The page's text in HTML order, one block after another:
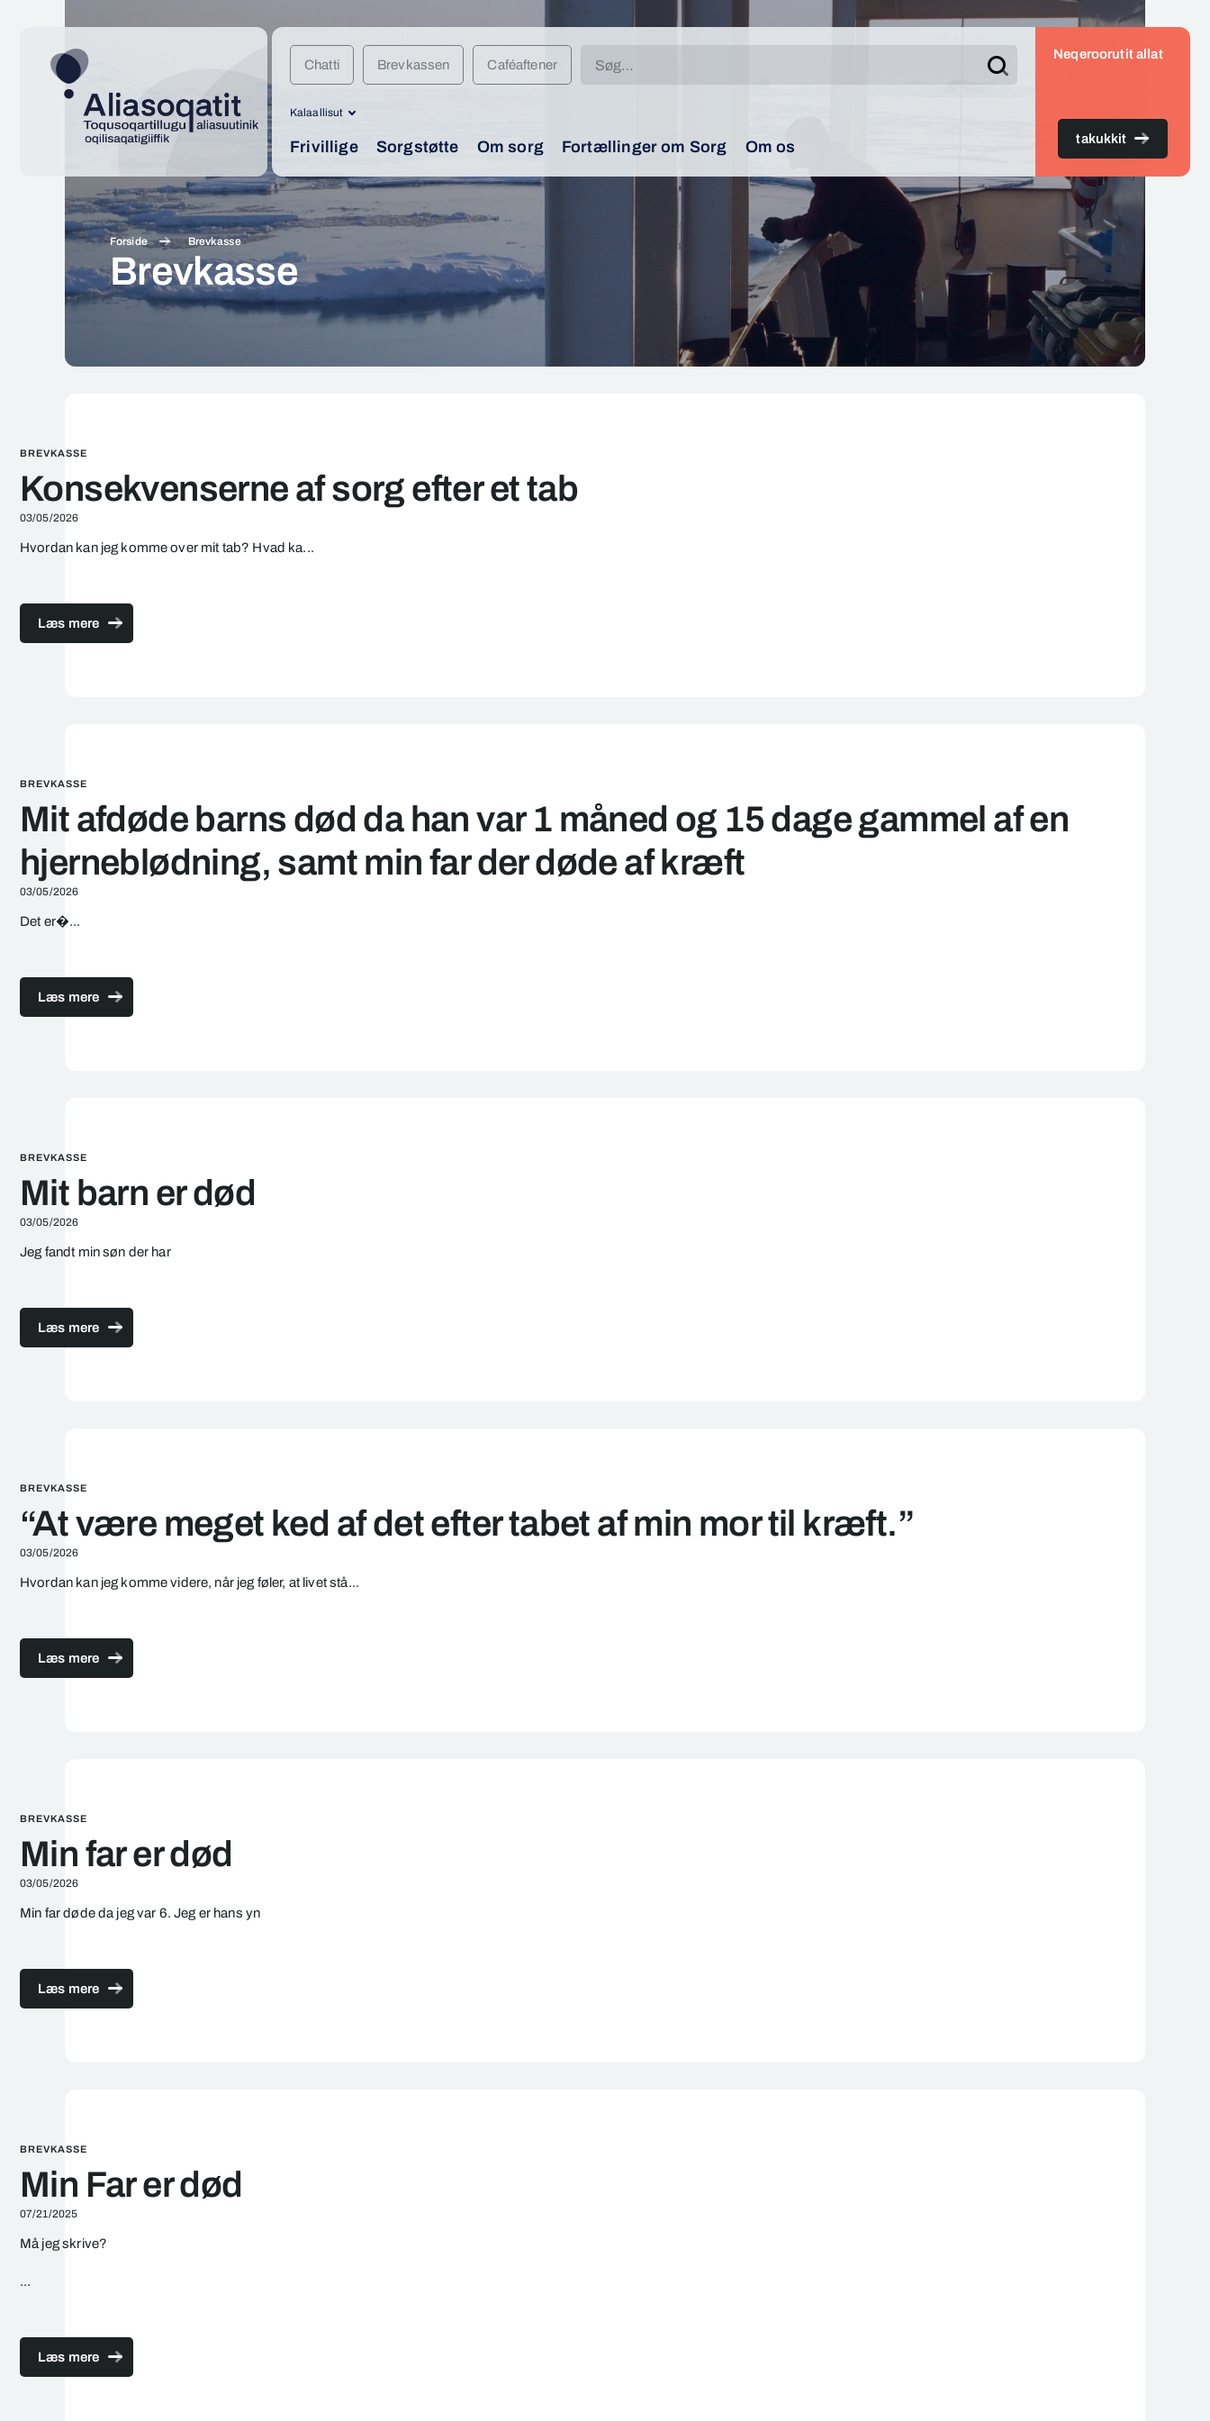
Chatti Brevkassen Caféaftener Søg
Kalaallisut
Frivillige Sorgstøtte Om sorg Fortællinger om Sorg Om os
Neqeroorutit allat
takukkit
Forside Brevkasse
Brevkasse
BREVKASSE
Konsekvenserne af sorg efter et tab
03/05/2026
Hvordan kan jeg komme over mit tab? Hvad ka...
Læs mere
BREVKASSE
Mit afdøde barns død da han var 1 måned og 15 dage gammel af en
hjerneblødning, samt min far der døde af kræft
03/05/2026
Det er�...
Læs mere
BREVKASSE
Mit barn er død
03/05/2026
Jeg fandt min søn der har
Læs mere
BREVKASSE
“At være meget ked af det efter tabet af min mor til kræft.”
03/05/2026
Hvordan kan jeg komme videre, når jeg føler, at livet stå...
Læs mere
BREVKASSE
Min far er død
03/05/2026
Min far døde da jeg var 6. Jeg er hans yn
Læs mere
BREVKASSE
Min Far er død
07/21/2025
Må jeg skrive?
...
Læs mere